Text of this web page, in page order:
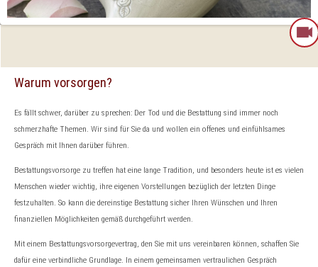
Warum vorsorgen?
Es fällt schwer, darüber zu sprechen: Der Tod und die Bestattung sind immer noch
schmerzhafte Themen. Wir sind für Sie da und wollen ein offenes und einfühlsames
Gespräch mit Ihnen darüber führen.
Bestattungsvorsorge zu treffen hat eine lange Tradition, und besonders heute ist es vielen
Menschen wieder wichtig, ihre eigenen Vorstellungen bezüglich der letzten Dinge
festzuhalten. So kann die dereinstige Bestattung sicher Ihren Wünschen und Ihren
finanziellen Möglichkeiten gemäß durchgeführt werden.
Mit einem Bestattungsvorsorgevertrag, den Sie mit uns vereinbaren können, schaffen Sie
dafür eine verbindliche Grundlage. In einem gemeinsamen vertraulichen Gespräch